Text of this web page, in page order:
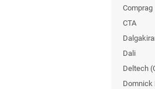
Comprag
CTA
Dali
Deltech
Domnick